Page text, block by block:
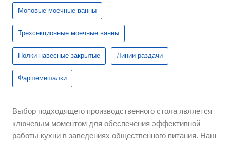
Моповые моечные ванны
Трехсекционные моечные ванны
Полки навесные закрытые Линии раздачи
Фаршемешалки
Выбор подходящего производственного стола является
ключевым моментом для обеспечения эффективной
работы кухни в заведениях общественного питания. Наш